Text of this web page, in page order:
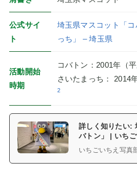
公式サイ
ト
埼玉県マスコット「
っち」 – 埼玉県
活動開始
時期
コバトン：2001年（
さいたまっち： 2014
2
詳しく知りたい:
バトン」 | いち
いちごいちえ写真